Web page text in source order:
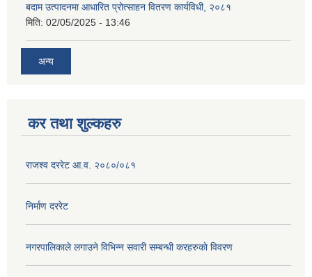
बदाम उत्पादनमा आधारित प्रोत्साहन वितरण कार्यविधी, २०८१
मिति: 02/05/2025 - 13:46
अन्य
कर तथा शुल्कहरु
राजश्व दररेट आ.व. २०८०/०८१
निर्माण दररेट
नगरपालिकाले लगाउने विभिन्न सवारी सम्बन्धी करहरुकाे विवरण